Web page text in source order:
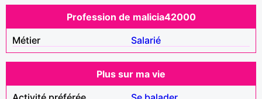
Profession de malicia42000
Métier
Salarié
Plus sur ma vie